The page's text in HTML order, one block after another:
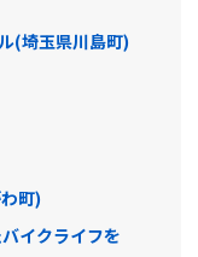
(埼玉県川島町)
町)
イクライフを